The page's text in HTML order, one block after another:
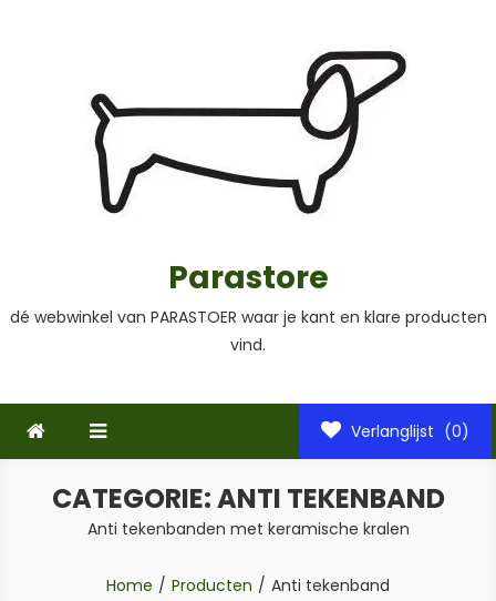
Parastore
dé webwinkel van PARASTOER waar je kant en klare producten
vind.
Verlanglijst (0)
CATEGORIE:ANTI TEKENBAND
Anti tekenbanden met keramische kralen
Home Producten Anti tekenband